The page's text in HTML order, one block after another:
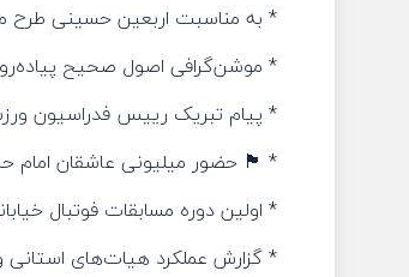
* به مناسبت اربعین حسینی طرح
* موشن‌گرافی اصول صحیح
* پیام تبریک رییس فدراسیون
* 🏴 حضور میلیونی عاشقان
* اولین دوره مسابقات فوتبال
* گزارش عملکرد هیات‌های